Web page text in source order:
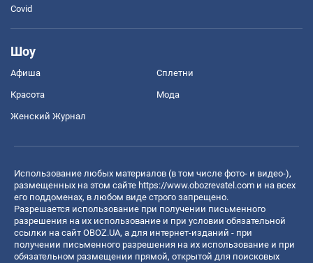
Covid
Шоу
Афиша Сплетни
Красота Мода
Женский Журнал
Использование любых материалов (в том числе фото- и видео-),
размещенных на этом сайте https://www.obozrevatel.com и на всех
его поддоменах, в любом виде строго запрещено.
Разрешается использование при получении письменного
разрешения на их использование и при условии обязательной
ссылки на сайт OBOZ.UA, а для интернет-изданий - при
получении письменного разрешения на их использование и при
обязательном размещении прямой, открытой для поисковых